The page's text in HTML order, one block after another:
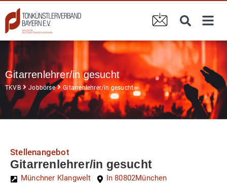
Gitarrenlehrer/in gesucht
TKVB Jobbörse Gitarrenlehrer/in gesucht
Stellenangebot
Gitarrenlehrer/in gesucht
Münchner Klangwelt In 80802München